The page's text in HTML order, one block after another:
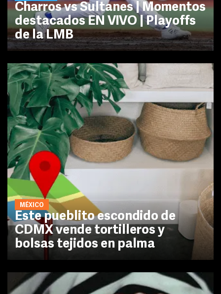
Charros vs Sultanes | Momentos
destacados EN VIVO | Playoffs
de la LMB
MÉXICO
Este pueblito escondido de
CDMX vende tortilleros y
bolsas tejidos en palma